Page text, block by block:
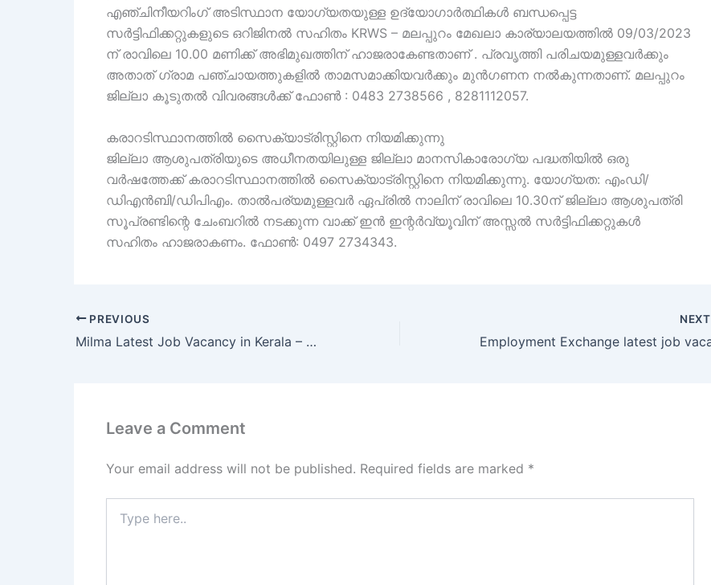
എഞ്ചിനീയറിംഗ് അടിസ്ഥാന യോഗ്യതയുള്ള ഉദ്യോഗാർത്ഥികൾ ബന്ധപ്പെട്ട
സർട്ടിഫിക്കറ്റുകളുടെ ഒറിജിനൽ സഹിതം KRWS – മലപ്പുറം മേഖലാ കാര്യാലയത്തിൽ 09/03/2023
ന് രാവിലെ 10.00 മണിക്ക് അഭിമുഖത്തിന് ഹാജരാകേണ്ടതാണ് . പ്രവൃത്തി പരിചയമുള്ളവർക്കും
അതാത് ഗ്രാമ പഞ്ചായത്തുകളിൽ താമസമാക്കിയവർക്കും മുൻഗണന നൽകുന്നതാണ്. മലപ്പുറം
ജില്ലാ കൂടുതൽ വിവരങ്ങൾക്ക് ഫോൺ : 0483 2738566 , 8281112057.
കരാറടിസ്ഥാനത്തിൽ സൈക്യാട്രിസ്റ്റിനെ നിയമിക്കുന്നു
ജില്ലാ ആശുപത്രിയുടെ അധീനതയിലുള്ള ജില്ലാ മാനസികാരോഗ്യ പദ്ധതിയിൽ ഒരു
വർഷത്തേക്ക് കരാറടിസ്ഥാനത്തിൽ സൈക്യാട്രിസ്റ്റിനെ നിയമിക്കുന്നു. യോഗ്യത: എംഡി/
ഡിഎൻബി/ഡിപിഎം. താൽപര്യമുള്ളവർ ഏപ്രിൽ നാലിന് രാവിലെ 10.30ന് ജില്ലാ ആശുപത്രി
സൂപ്രണ്ടിന്റെ ചേംബറിൽ നടക്കുന്ന വാക്ക് ഇൻ ഇന്റർവ്യൂവിന് അസ്സൽ സർട്ടിഫിക്കറ്റുകൾ
സഹിതം ഹാജരാകണം. ഫോൺ: 0497 2734343.
PREVIOUS
Milma Latest Job Vacancy in Kerala – Milma Job Vacancy 2023
NEXT
Leave a Comment
Your email address will not be published. Required fields are marked *
here..